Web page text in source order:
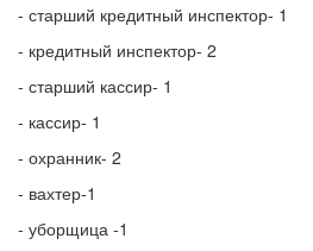
- старший кредитный инспектор- 1
- кредитный инспектор- 2
- старший кассир- 1
- кассир- 1
- охранник- 2
- вахтер-1
- уборщица -1